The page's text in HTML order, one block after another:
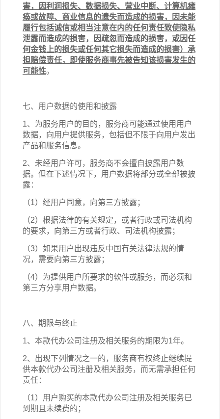
害，因利润损失、数据损失、营业中断、计算机瘫
痪或故障、商业信息的遗失而造成的损害，因未能
履行包括诚信或相当注意在内的任何责任致使隐私
泄露而造成的损害，因疏忽而造成的损害，或因任
何金钱上的损失或任何其它损失而造成的损害）承
担赔偿责任，即使服务商事先被告知该损害发生的
可能性。
七、用户数据的使用和披露
1、为服务用户的目的，服务商可能通过使用用户
数据，向用户提供服务，包括但不限于向用户发出
产品和服务信息。
2、未经用户许可，服务商不会擅自披露用户数
据。但在下述情况下，用户数据将部分或全部被披
露：
（1）经用户同意，向第三方披露；
（2）根据法律的有关规定，或者行政或司法机构
的要求，向第三方或者行政、司法机构披露；
（3）如果用户出现违反中国有关法律法规的情
况，需要向第三方披露；
（4）为提供用户所要求的软件或服务，而必须和
第三方分享用户数据。
八、期限与终止
1、本款代办公司注册及相关服务的期限为1年。
2、出现下列情况之一的，服务商有权终止继续提
供本款代办公司注册及相关服务，而无需承担任何
责任：
（1）用户购买的本款代办公司注册及相关服务已
到期且未续费的；